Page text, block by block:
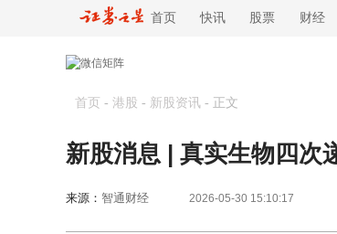
首页 快讯 股票 财经
首页 - 港股 - 新股资讯 - 正文
新股消息 | 真实生物四次
来源： 智通财经 2026-05-30 15:10:17